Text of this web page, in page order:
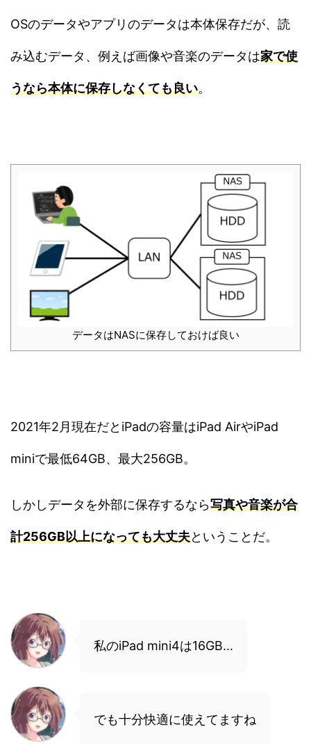
OSのデータやアプリのデータは本体保存だが、読
み込むデータ、例えば画像や音楽のデータは家で使
うなら本体に保存しなくても良い。
データはNASに保存しておけば良い
2021年2月現在だとiPadの容量はiPad AirやiPad
miniで最低64GB、最大256GB。
しかしデータを外部に保存するなら写真や音楽が合
計256GB以上になっても大丈夫ということだ。
私のiPad mini4は16GB...
でも十分快適に使えてますね